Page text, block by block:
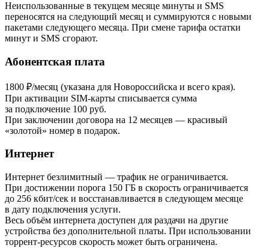
Неиспользованные в текущем месяце минуты и SMS
переносятся на следующий месяц и суммируются с новыми
пакетами следующего месяца. При смене тарифа остатки
минут и SMS сгорают.
Абонентская плата
1800 ₽/месяц (указана для Новороссийска и всего края).
При активации SIM-карты списывается сумма
за подключение 100 руб.
При заключении договора на 12 месяцев — красивый
«золотой» номер в подарок.
Интернет
Интернет безлимитный — трафик не ограничивается.
При достижении порога 150 ГБ в скорость ограничивается
до 256 кбит/сек и восстанавливается в следующем месяце
в дату подключения услуги.
Весь объём интернета доступен для раздачи на другие
устройства без дополнительной платы. При использовании
торрент-ресурсов скорость может быть ограничена.